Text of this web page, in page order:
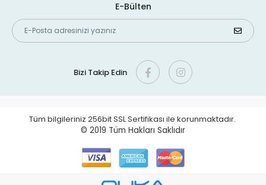
E-Bülten
Bizi Takip Edin
Tüm bilgileriniz 256bit SSL Sertifikası ile korunmaktadır.
© 2019 Tüm Hakları Saklıdır